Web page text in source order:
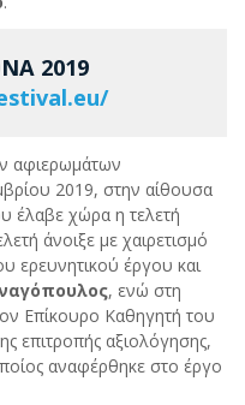
2019
αφιερωμάτων
2019, στην αίθουσα
έλαβε χώρα η τελετή
άνοιξε με χαιρετισμό
ερευνητικού έργου και
, ενώ στη
Επίκουρο Καθηγητή του
επιτροπής αξιολόγησης,
αναφέρθηκε στο έργο